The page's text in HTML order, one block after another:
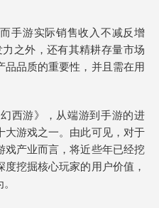
手游实际销售收入不减反增
之外，还有其精耕存量市场
品质的重要性，并且需在用
西游》，从端游到手游的进
大游戏之一。由此可见，对于
戏产业而言，将近些年已经挖
挖掘核心玩家的用户价值，